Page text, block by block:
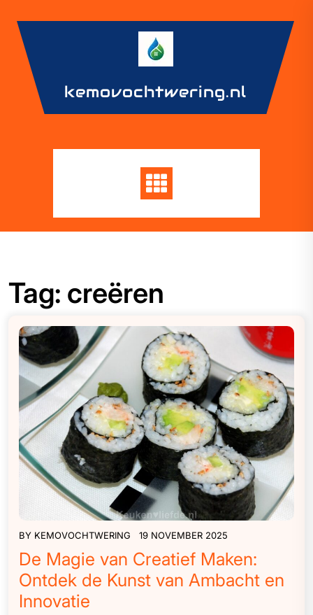
content
kemovochtwering.nl
Tag: creëren
BY KEMOVOCHTWERING 19 NOVEMBER 2025
De Magie van Creatief Maken:
Ontdek de Kunst van Ambacht en
Innovatie